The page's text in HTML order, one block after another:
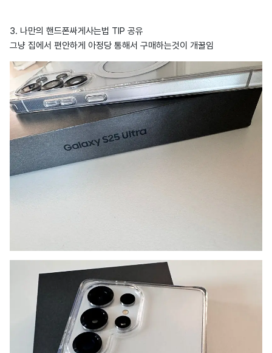
3. 나만의 핸드폰싸게사는법 TIP 공유
그냥 집에서 편안하게 아정당 통해서 구매하는것이 개꿀임